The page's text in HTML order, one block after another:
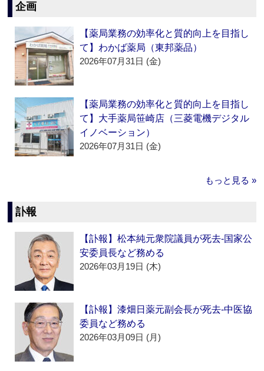
企画
【薬局業務の効率化と質的向上を目指し
て】わかば薬局（東邦薬品）
2026年07月31日 (金)
【薬局業務の効率化と質的向上を目指し
て】大手薬局笹崎店（三菱電機デジタル
イノベーション）
2026年07月31日 (金)
もっと見る »
訃報
【訃報】松本純元衆院議員が死去‐国家公
安委員長など務める
2026年03月19日 (木)
【訃報】漆畑日薬元副会長が死去‐中医協
委員など務める
2026年03月09日 (月)